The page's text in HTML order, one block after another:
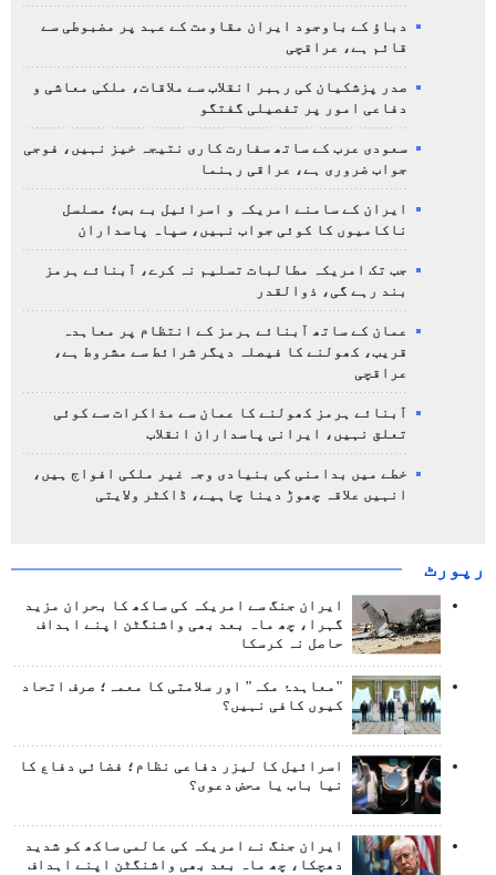
دباؤ کے باوجود ایران مقاومت کے عہد پر مضبوطی سے
قائم ہے، عراقچی
صدر پزشکیان کی رہبر انقلاب سے ملاقات، ملکی معاشی و
دفاعی امور پر تفصیلی گفتگو
سعودی عرب کے ساتھ سفارت کاری نتیجہ خیز نہیں، فوجی
جواب ضروری ہے، عراقی رہنما
ایران کے سامنے امریکہ و اسرائیل بے بس؛ مسلسل
ناکامیوں کا کوئی جواب نہیں، سپاہ پاسداران
جب تک امریکہ مطالبات تسلیم نہ کرے، آبنائے ہرمز
بند رہے گی، ذوالقدر
عمان کے ساتھ آبنائے ہرمز کے انتظام پر معاہدہ
قریب، کھولنے کا فیصلہ دیگر شرائط سے مشروط ہے،
عراقچی
آبنائے ہرمز کھولنے کا عمان سے مذاکرات سے کوئی
تعلق نہیں، ایرانی پاسداران انقلاب
خطے میں بدامنی کی بنیادی وجہ غیر ملکی افواج ہیں،
انہیں علاقہ چھوڑ دینا چاہیے، ڈاکٹر ولایتی
رپورٹ
ایران جنگ سے امریکہ کی ساکھ کا بحران مزید
گہرا، چھ ماہ بعد بھی واشنگٹن اپنے اہداف
حاصل نہ کرسکا
"معاہدۂ مکہ" اور سلامتی کا معمہ؛ صرف اتحاد
کیوں کافی نہیں؟
اسرائیل کا لیزر دفاعی نظام؛ فضائی دفاع کا
نیا باب یا محض دعوی؟
ایران جنگ نے امریکہ کی عالمی ساکھ کو شدید
دھچکا، چھ ماہ بعد بھی واشنگٹن اپنے اہداف